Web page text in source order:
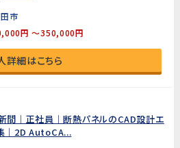
市
円 ～350,000円
詳細はこちら
間｜正社員｜断熱パネルのCAD設計エ
｜2D AutoCA...